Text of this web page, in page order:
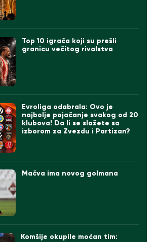
Top 10 igrača koji su prešli
granicu večitog rivalstva
Evroliga odabrala: Ovo je
najbolje pojačanje svakog od 20
klubova! Da li se slažete sa
izborom za Zvezdu i Partizan?
Mačva ima novog golmana
Komšije okupile moćan tim: